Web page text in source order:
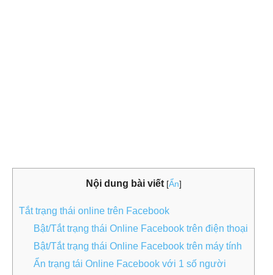
Nội dung bài viết [Ẩn]
Tắt trạng thái online trên Facebook
Bật/Tắt trạng thái Online Facebook trên điện thoại
Bật/Tắt trạng thái Online Facebook trên máy tính
Ẩn trạng tái Online Facebook với 1 số người